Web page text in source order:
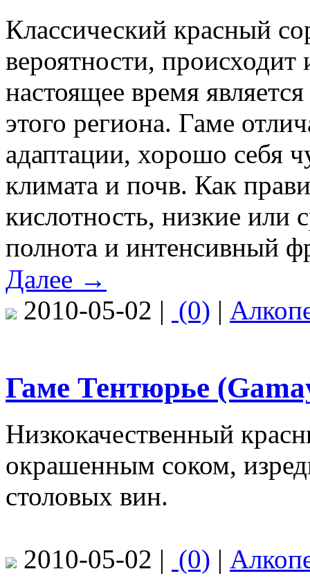
Классический красный
вероятности,
настоящее время
этого региона. Гаме
адаптации, хорошо себя
климата и почв. Как
кислотность, низкие или
полнота и интенсивный
Далее →
2010-05-02 | (0) |
Гаме Тентюрье
Низкокачественный
окрашенным соком,
столовых вин.
2010-05-02 | (0) |